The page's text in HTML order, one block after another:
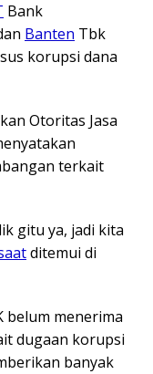
Bank
Banten Tbk
korupsi dana
Otoritas Jasa
terkait
gitu ya, jadi kita
ditemui di
belum menerima
dugaan korupsi
banyak